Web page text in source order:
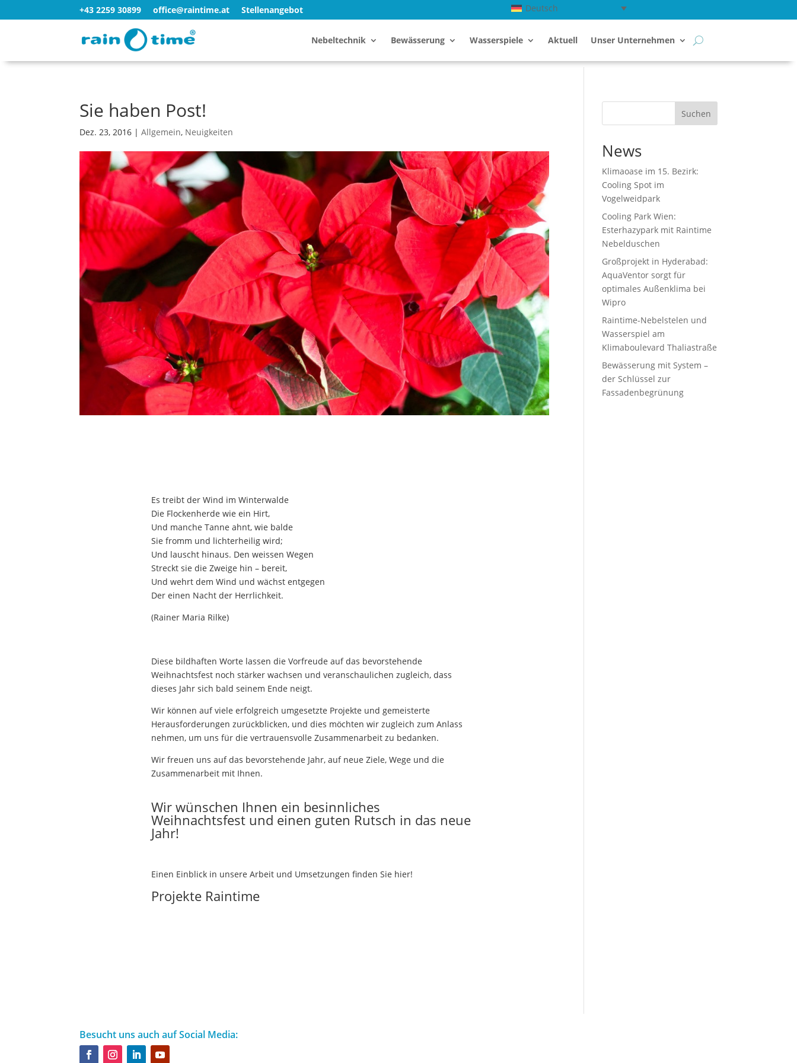
+43 2259 30899 office@raintime.at Stellenangebot Deutsch
Nebeltechnik Bewässerung Wasserspiele Aktuell Unser Unternehmen
Sie haben Post!
Dez. 23, 2016 |Allgemein, Neuigkeiten
Es treibt der Wind im Winterwalde
Die Flockenherde wie ein Hirt,
Und manche Tanne ahnt, wie balde
Sie fromm und lichterheilig wird;
Und lauscht hinaus. Den weissen Wegen
Streckt sie die Zweige hin – bereit,
Und wehrt dem Wind und wächst entgegen
Der einen Nacht der Herrlichkeit.
(Rainer Maria Rilke)
Diese bildhaften Worte lassen die Vorfreude auf das bevorstehende
Weihnachtsfest noch stärker wachsen und veranschaulichen zugleich, dass
dieses Jahr sich bald seinem Ende neigt.
Wir können auf viele erfolgreich umgesetzte Projekte und gemeisterte
Herausforderungen zurückblicken, und dies möchten wir zugleich zum Anlass
nehmen, um uns für die vertrauensvolle Zusammenarbeit zu bedanken.
Wir freuen uns auf das bevorstehende Jahr, auf neue Ziele, Wege und die
Zusammenarbeit mit Ihnen.
Wir wünschen Ihnen ein besinnliches
Weihnachtsfest und einen guten Rutsch in das neue
Jahr!
Einen Einblick in unsere Arbeit und Umsetzungen finden Sie hier!
Projekte Raintime
Suchen
News
Klimaoase im 15. Bezirk:
Cooling Spot im
Vogelweidpark
Cooling Park Wien:
Esterhazypark mit Raintime
Nebelduschen
Großprojekt in Hyderabad:
AquaVentor sorgt für
optimales Außenklima bei
Wipro
Raintime-Nebelstelen und
Wasserspiel am
Klimaboulevard Thaliastraße
Bewässerung mit System –
der Schlüssel zur
Fassadenbegrünung
Besucht uns auch auf Social Media: